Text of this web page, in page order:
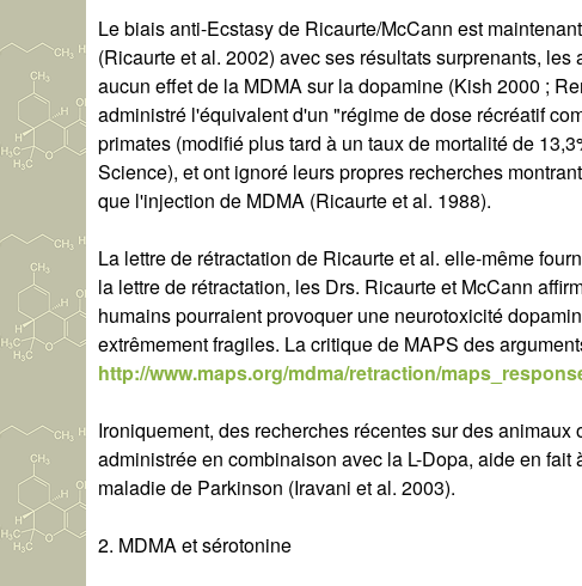
Le biais anti-Ecstasy de Ricaurte/McCann est
(Ricaurte et al. 2002) avec ses résultats surprenants,
aucun effet de la MDMA sur la dopamine (Kish 2000 ;
administré l'équivalent d'un "régime de dose récréatif
primates (modifié plus tard à un taux de mortalité de
Science), et ont ignoré leurs propres recherches
que l'injection de MDMA (Ricaurte et al. 1988).
La lettre de rétractation de Ricaurte et al. elle-même
la lettre de rétractation, les Drs. Ricaurte et McCann
humains pourraient provoquer une neurotoxicité
extrêmement fragiles. La critique de MAPS des
http://www.maps.org/mdma/retraction/
Ironiquement, des recherches récentes sur des
administrée en combinaison avec la L-Dopa, aide en
maladie de Parkinson (Iravani et al. 2003).
2. MDMA et sérotonine